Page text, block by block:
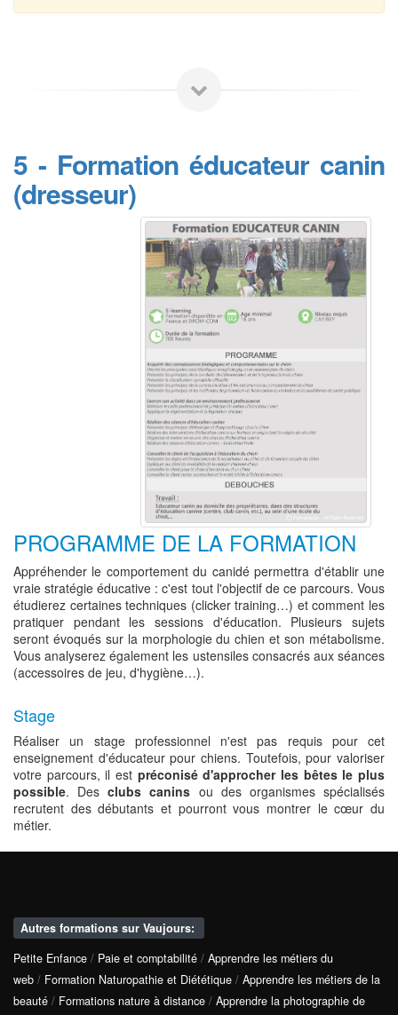
5 - Formation éducateur canin
(dresseur)
PROGRAMME DE LA FORMATION
Appréhender le comportement du canidé permettra d'établir une
vraie stratégie éducative : c'est tout l'objectif de ce parcours. Vous
étudierez certaines techniques (clicker training…) et comment les
pratiquer pendant les sessions d'éducation. Plusieurs sujets
seront évoqués sur la morphologie du chien et son métabolisme.
Vous analyserez également les ustensiles consacrés aux séances
(accessoires de jeu, d'hygiène…).
Stage
Réaliser un stage professionnel n'est pas requis pour cet
enseignement d'éducateur pour chiens. Toutefois, pour valoriser
votre parcours, il est préconisé d'approcher les bêtes le plus
possible. Desclubs canins ou des organismes spécialisés
recrutent des débutants et pourront vous montrer le cœur du
métier.
Autres formations sur Vaujours:
Petite Enfance / Paie et comptabilité / Apprendre les métiers du
web / Formation Naturopathie et Diététique / Apprendre les métiers de la
beauté / Formations nature à distance / Apprendre la photographie de